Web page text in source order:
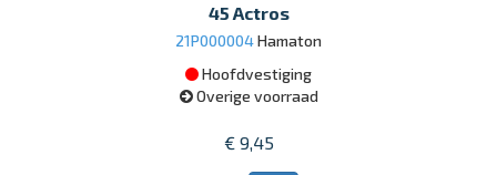
45 Actros
21P000004Hamaton
Hoofdvestiging
Overige voorraad
€ 9,45